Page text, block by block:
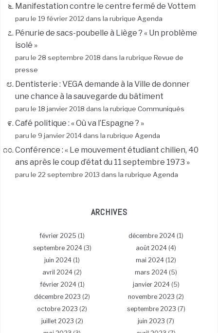
Manifestation contre le centre fermé de Vottem
paru le 19 février 2012 dans la rubrique Agenda
Pénurie de sacs-poubelle à Liège ? « Un problème
isolé »
paru le 28 septembre 2018 dans la rubrique Revue de
presse
Dentisterie : VEGA demande à la Ville de donner
une chance à la sauvegarde du bâtiment
paru le 18 janvier 2018 dans la rubrique Communiqués
Café politique : « Où va l’Espagne ? »
paru le 9 janvier 2014 dans la rubrique Agenda
Conférence : « Le mouvement étudiant chilien, 40
ans après le coup d’état du 11 septembre 1973 »
paru le 22 septembre 2013 dans la rubrique Agenda
ARCHIVES
février 2025 (1) décembre 2024 (1)
septembre 2024(3) août 2024 (4)
juin 2024 (1) mai 2024 (12)
avril 2024 (2) mars 2024 (5)
février 2024(1) janvier 2024(5)
décembre 2023 (2) novembre 2023 (2)
octobre 2023 (2) septembre 2023 (7)
juillet 2023 (2) juin 2023 (7)